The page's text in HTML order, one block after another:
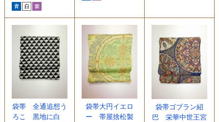
袋帯 全通追想う
ろこ 黒地に白
袋帯大円イエロ
ー 帯屋捨松製
袋帯ゴブラン紹
巴 栄華中世王宮